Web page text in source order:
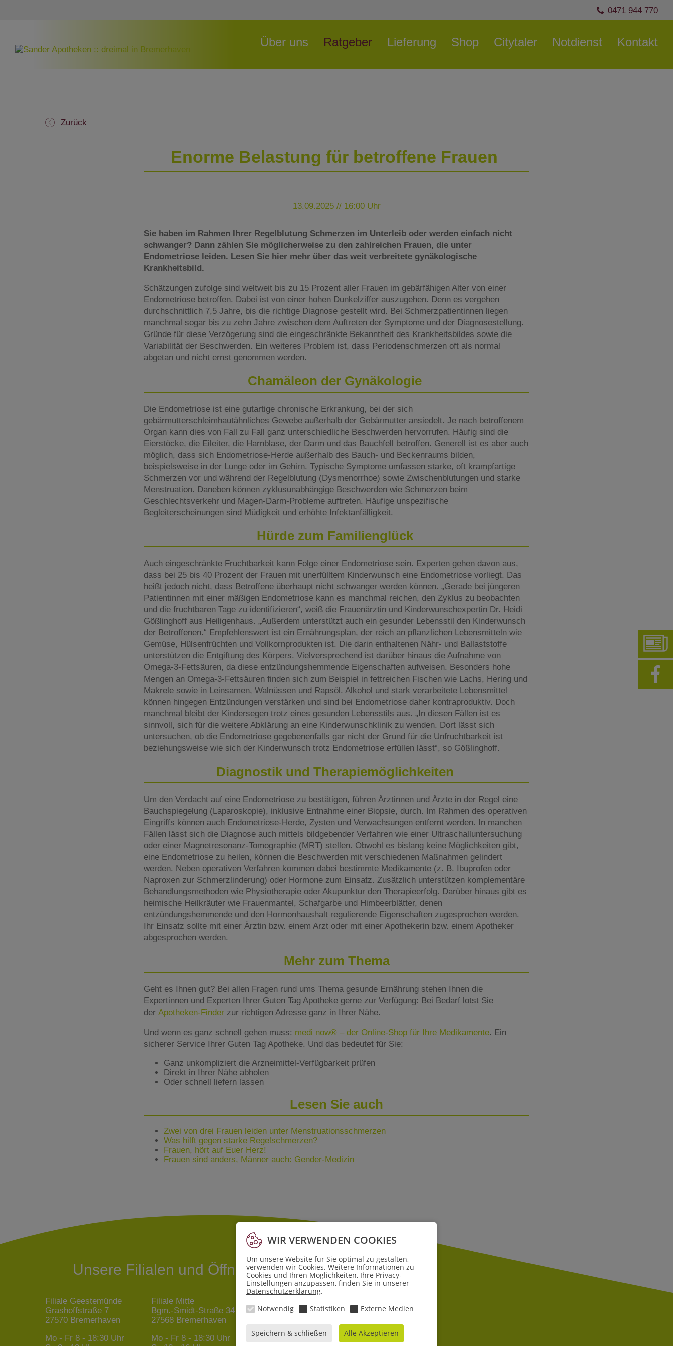
0471 944 770
Navigation
überspringen
Über uns Ratgeber Lieferung Shop Citytaler Notdienst Kontakt
Zurück
Enorme Belastung für betroffene Frauen
13.09.2025 // 16:00 Uhr
Sie haben im Rahmen Ihrer Regelblutung Schmerzen im Unterleib oder werden einfach nicht
schwanger? Dann zählen Sie möglicherweise zu den zahlreichen Frauen, die unter
Endometriose leiden. Lesen Sie hier mehr über das weit verbreitete gynäkologische
Krankheitsbild.
Schätzungen zufolge sind weltweit bis zu 15 Prozent aller Frauen im gebärfähigen Alter von einer
Endometriose betroffen. Dabei ist von einer hohen Dunkelziffer auszugehen. Denn es vergehen
durchschnittlich 7,5 Jahre, bis die richtige Diagnose gestellt wird. Bei Schmerzpatientinnen liegen
manchmal sogar bis zu zehn Jahre zwischen dem Auftreten der Symptome und der Diagnosestellung.
Gründe für diese Verzögerung sind die eingeschränkte Bekanntheit des Krankheitsbildes sowie die
Variabilität der Beschwerden. Ein weiteres Problem ist, dass Periodenschmerzen oft als normal
abgetan und nicht ernst genommen werden.
Chamäleon der Gynäkologie
Die Endometriose ist eine gutartige chronische Erkrankung, bei der sich
gebärmutterschleimhautähnliches Gewebe außerhalb der Gebärmutter ansiedelt. Je nach betroffenem
Organ kann dies von Fall zu Fall ganz unterschiedliche Beschwerden hervorrufen. Häufig sind die
Eierstöcke, die Eileiter, die Harnblase, der Darm und das Bauchfell betroffen. Generell ist es aber auch
möglich, dass sich Endometriose-Herde außerhalb des Bauch- und Beckenraums bilden,
beispielsweise in der Lunge oder im Gehirn. Typische Symptome umfassen starke, oft krampfartige
Schmerzen vor und während der Regelblutung (Dysmenorrhoe) sowie Zwischenblutungen und starke
Menstruation. Daneben können zyklusunabhängige Beschwerden wie Schmerzen beim
Geschlechtsverkehr und Magen-Darm-Probleme auftreten. Häufige unspezifische
Begleiterscheinungen sind Müdigkeit und erhöhte Infektanfälligkeit.
Hürde zum Familienglück
Auch eingeschränkte Fruchtbarkeit kann Folge einer Endometriose sein. Experten gehen davon aus,
dass bei 25 bis 40 Prozent der Frauen mit unerfülltem Kinderwunsch eine Endometriose vorliegt. Das
heißt jedoch nicht, dass Betroffene überhaupt nicht schwanger werden können. „Gerade bei jüngeren
Patientinnen mit einer mäßigen Endometriose kann es manchmal reichen, den Zyklus zu beobachten
und die fruchtbaren Tage zu identifizieren“, weiß die Frauenärztin und Kinderwunschexpertin Dr. Heidi
Gößlinghoff aus Heiligenhaus. „Außerdem unterstützt auch ein gesunder Lebensstil den Kinderwunsch
der Betroffenen.“ Empfehlenswert ist ein Ernährungsplan, der reich an pflanzlichen Lebensmitteln wie
Gemüse, Hülsenfrüchten und Vollkornprodukten ist. Die darin enthaltenen Nähr- und Ballaststoffe
unterstützen die Entgiftung des Körpers. Vielversprechend ist darüber hinaus die Aufnahme von
Omega-3-Fettsäuren, da diese entzündungshemmende Eigenschaften aufweisen. Besonders hohe
Mengen an Omega-3-Fettsäuren finden sich zum Beispiel in fettreichen Fischen wie Lachs, Hering und
Makrele sowie in Leinsamen, Walnüssen und Rapsöl. Alkohol und stark verarbeitete Lebensmittel
können hingegen Entzündungen verstärken und sind bei Endometriose daher kontraproduktiv. Doch
manchmal bleibt der Kindersegen trotz eines gesunden Lebensstils aus. „In diesen Fällen ist es
sinnvoll, sich für die weitere Abklärung an eine Kinderwunschklinik zu wenden. Dort lässt sich
untersuchen, ob die Endometriose gegebenenfalls gar nicht der Grund für die Unfruchtbarkeit ist
beziehungsweise wie sich der Kinderwunsch trotz Endometriose erfüllen lässt“, so Gößlinghoff.
Diagnostik und Therapiemöglichkeiten
Um den Verdacht auf eine Endometriose zu bestätigen, führen Ärztinnen und Ärzte in der Regel eine
Bauchspiegelung (Laparoskopie), inklusive Entnahme einer Biopsie, durch. Im Rahmen des operativen
Eingriffs können auch Endometriose-Herde, Zysten und Verwachsungen entfernt werden. In manchen
Fällen lässt sich die Diagnose auch mittels bildgebender Verfahren wie einer Ultraschalluntersuchung
oder einer Magnetresonanz-Tomographie (MRT) stellen. Obwohl es bislang keine Möglichkeiten gibt,
eine Endometriose zu heilen, können die Beschwerden mit verschiedenen Maßnahmen gelindert
werden. Neben operativen Verfahren kommen dabei bestimmte Medikamente (z. B. Ibuprofen oder
Naproxen zur Schmerzlinderung) oder Hormone zum Einsatz. Zusätzlich unterstützen komplementäre
Behandlungsmethoden wie Physiotherapie oder Akupunktur den Therapieerfolg. Darüber hinaus gibt es
heimische Heilkräuter wie Frauenmantel, Schafgarbe und Himbeerblätter, denen
entzündungshemmende und den Hormonhaushalt regulierende Eigenschaften zugesprochen werden.
Ihr Einsatz sollte mit einer Ärztin bzw. einem Arzt oder mit einer Apothekerin bzw. einem Apotheker
abgesprochen werden.
Mehr zum Thema
Geht es Ihnen gut? Bei allen Fragen rund ums Thema gesunde Ernährung stehen Ihnen die
Expertinnen und Experten Ihrer Guten Tag Apotheke gerne zur Verfügung: Bei Bedarf lotst Sie
der Apotheken-Finder zur richtigen Adresse ganz in Ihrer Nähe.
Und wenn es ganz schnell gehen muss: medi now® – der Online-Shop für Ihre Medikamente. Ein
sicherer Service Ihrer Guten Tag Apotheke. Und das bedeutet für Sie:
Ganz unkompliziert die Arzneimittel-Verfügbarkeit prüfen
Direkt in Ihrer Nähe abholen
Oder schnell liefern lassen
Lesen Sie auch
Zwei von drei Frauen leiden unter Menstruationsschmerzen
Was hilft gegen starke Regelschmerzen?
Frauen, hört auf Euer Herz!
Frauen sind anders, Männer auch: Gender-Medizin
Unsere Filialen und Öffnungszeiten
Filiale Geestemünde
Grashoffstraße 7
27570 Bremerhaven
Mo - Fr 8 - 18:30 Uhr
Filiale Mitte
Bgm.-Smidt-Straße 34
27568 Bremerhaven
Mo - Fr8 - 18:30 Uhr
Pferdebade 6
Mo - Sa8 - 19 Uhr
WIR VERWENDEN COOKIES
Um unsere Website für Sie optimal zu gestalten,
verwenden wir Cookies. Weitere Informationen zu
Cookies und Ihren Möglichkeiten, Ihre Privacy-
Einstellungen anzupassen, finden Sie in unserer
Datenschutzerklärung.
Notwendig
Statistiken Externe Medien
Speichern & schließen Alle Akzeptieren